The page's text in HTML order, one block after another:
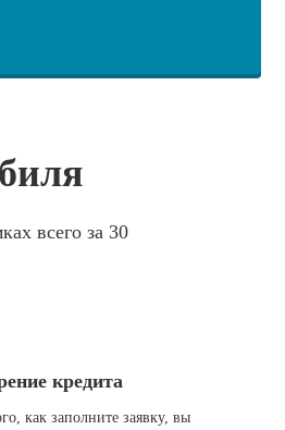
всего за 30
кредита
как заполните заявку, вы